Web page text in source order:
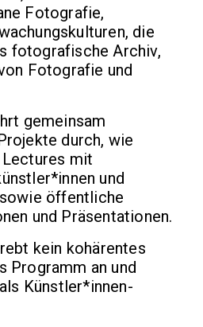
Fotografie,
die
fotografische Archiv,
Fotografie und
gemeinsam
durch, wie
Lectures mit
und
öffentliche
und Präsentationen.
kein kohärentes
Programm an und
Künstler*innen-